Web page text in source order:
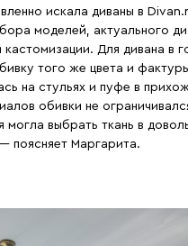
искала диваны в
моделей, актуального
Для дивана в
того же цвета и
на стульях и пуфе в
обивки не
могла выбрать ткань в
поясняет Маргарита.